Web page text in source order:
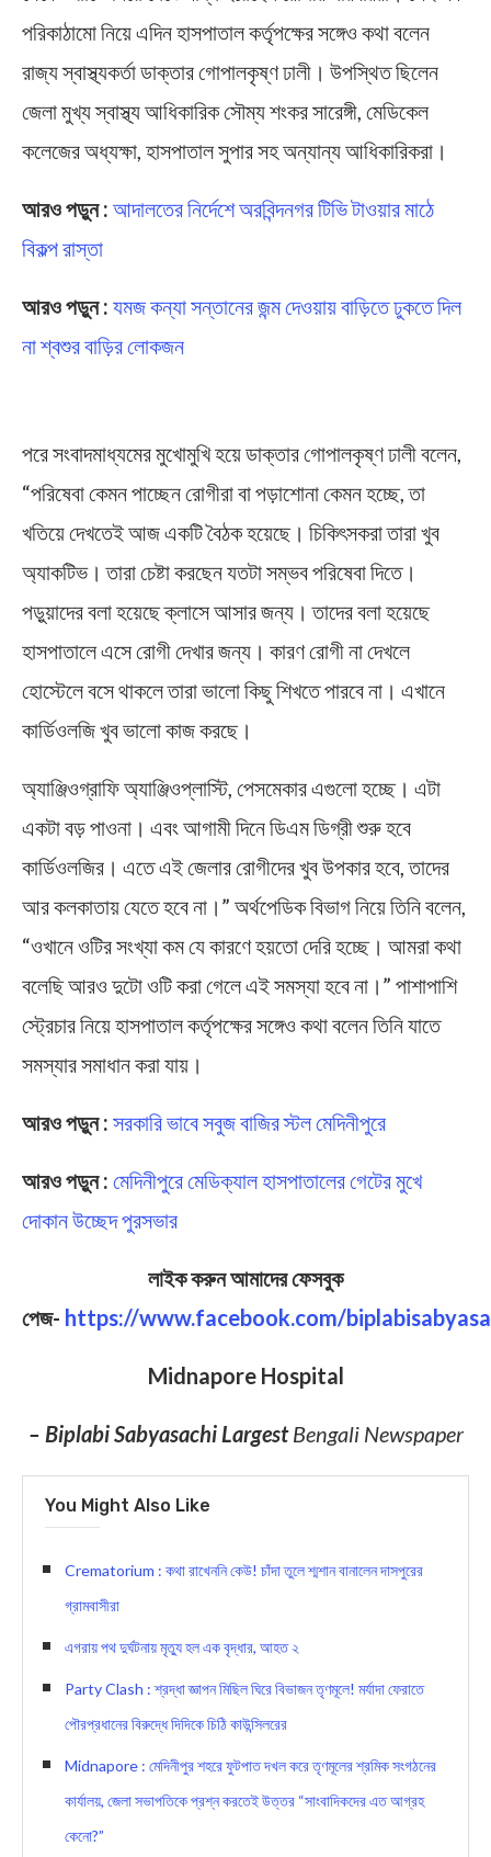
পরিকাঠামো নিয়ে এদিন হাসপাতাল কর্তৃপক্ষের সঙ্গেও কথা বলেন
রাজ্য স্বাস্থ্যকর্তা ডাক্তার গোপালকৃষ্ণ ঢালী। উপস্থিত ছিলেন
জেলা মুখ্য স্বাস্থ্য আধিকারিক সৌম্য শংকর সারেঙ্গী, মেডিকেল
কলেজের অধ্যক্ষা, হাসপাতাল সুপার সহ অন্যান্য আধিকারিকরা।
আরও পড়ুন : আদালতের নির্দেশে অরবিন্দনগর টিভি টাওয়ার মাঠে
বিকল্প রাস্তা
আরও পড়ুন : যমজ কন্যা সন্তানের জন্ম দেওয়ায় বাড়িতে ঢুকতে দিল
না শ্বশুর বাড়ির লোকজন
পরে সংবাদমাধ্যমের মুখোমুখি হয়ে ডাক্তার গোপালকৃষ্ণ ঢালী বলেন,
“পরিষেবা কেমন পাচ্ছেন রোগীরা বা পড়াশোনা কেমন হচ্ছে, তা
খতিয়ে দেখতেই আজ একটি বৈঠক হয়েছে। চিকিৎসকরা তারা খুব
অ্যাকটিভ। তারা চেষ্টা করছেন যতটা সম্ভব পরিষেবা দিতে।
পড়ুয়াদের বলা হয়েছে ক্লাসে আসার জন্য। তাদের বলা হয়েছে
হাসপাতালে এসে রোগী দেখার জন্য। কারণ রোগী না দেখলে
হোস্টেলে বসে থাকলে তারা ভালো কিছু শিখতে পারবে না। এখানে
কার্ডিওলজি খুব ভালো কাজ করছে।
অ্যাঞ্জিওগ্রাফি অ্যাঞ্জিওপ্লাস্টি, পেসমেকার এগুলো হচ্ছে। এটা
একটা বড় পাওনা। এবং আগামী দিনে ডিএম ডিগ্রী শুরু হবে
কার্ডিওলজির। এতে এই জেলার রোগীদের খুব উপকার হবে, তাদের
আর কলকাতায় যেতে হবে না।” অর্থপেডিক বিভাগ নিয়ে তিনি বলেন,
“ওখানে ওটির সংখ্যা কম যে কারণে হয়তো দেরি হচ্ছে। আমরা কথা
বলেছি আরও দুটো ওটি করা গেলে এই সমস্যা হবে না।” পাশাপাশি
স্ট্রেচার নিয়ে হাসপাতাল কর্তৃপক্ষের সঙ্গেও কথা বলেন তিনি যাতে
সমস্যার সমাধান করা যায়।
আরও পড়ুন : সরকারি ভাবে সবুজ বাজির স্টল মেদিনীপুরে
আরও পড়ুন : মেদিনীপুরে মেডিক্যাল হাসপাতালের গেটের মুখে
দোকান উচ্ছেদ পুরসভার
লাইক করুন আমাদের ফেসবুক
পেজ- https://www.facebook.com/
Midnapore Hospital
– Biplabi Sabyasachi LargestBengali Newspaper
You Might Also Like
Crematorium : কথা রাখেননি কেউ! চাঁদা তুলে শ্মশান বানালেন দাসপুরের
গ্রামবাসীরা
এগরায় পথ দুর্ঘটনায় মৃত্যু হল এক বৃদ্ধার, আহত ২
Party Clash : শ্রদ্ধা জ্ঞাপন মিছিল ঘিরে বিভাজন তৃণমূলে! মর্যাদা ফেরাতে
পৌরপ্রধানের বিরুদ্ধে দিদিকে চিঠি কাউন্সিলরের
Midnapore : মেদিনীপুর শহরে ফুটপাত দখল করে তৃণমূলের শ্রমিক সংগঠনের
কার্যালয়, জেলা সভাপতিকে প্রশ্ন করতেই উত্তর “সাংবাদিকদের এত আগ্রহ
কেনো?”